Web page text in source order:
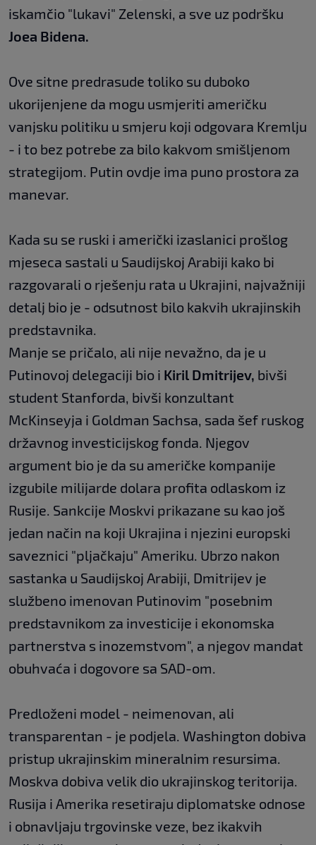
iskamčio "lukavi" Zelenski, a sve uz podršku
Joea Bidena.
Ove sitne predrasude toliko su duboko
ukorijenjene da mogu usmjeriti američku
vanjsku politiku u smjeru koji odgovara Kremlju
- i to bez potrebe za bilo kakvom smišljenom
strategijom. Putin ovdje ima puno prostora za
manevar.
Kada su se ruski i američki izaslanici prošlog
mjeseca sastali u Saudijskoj Arabiji kako bi
razgovarali o rješenju rata u Ukrajini, najvažniji
detalj bio je - odsutnost bilo kakvih ukrajinskih
predstavnika.
Manje se pričalo, ali nije nevažno, da je u
Putinovoj delegaciji bio i Kiril Dmitrijev, bivši
student Stanforda, bivši konzultant
McKinseyja i Goldman Sachsa, sada šef ruskog
državnog investicijskog fonda. Njegov
argument bio je da su američke kompanije
izgubile milijarde dolara profita odlaskom iz
Rusije. Sankcije Moskvi prikazane su kao još
jedan način na koji Ukrajina i njezini europski
saveznici "pljačkaju" Ameriku. Ubrzo nakon
sastanka u Saudijskoj Arabiji, Dmitrijev je
službeno imenovan Putinovim "posebnim
predstavnikom za investicije i ekonomska
partnerstva s inozemstvom", a njegov mandat
obuhvaća i dogovore sa SAD-om.
Predloženi model - neimenovan, ali
transparentan - je podjela. Washington dobiva
pristup ukrajinskim mineralnim resursima.
Moskva dobiva velik dio ukrajinskog teritorija.
Rusija i Amerika resetiraju diplomatske odnose
i obnavljaju trgovinske veze, bez ikakvih